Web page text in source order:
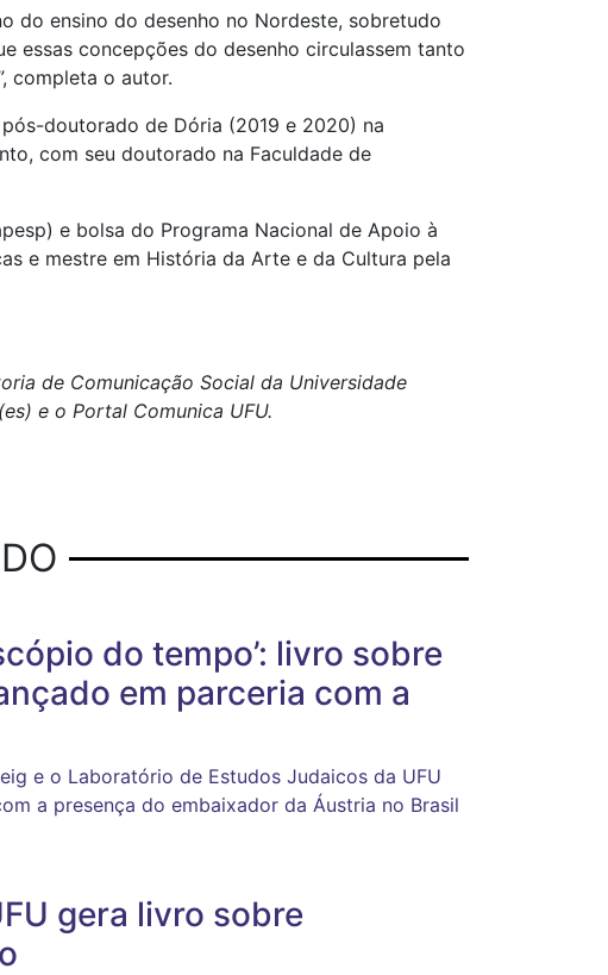
do ensino do desenho no Nordeste, sobretudo
essas concepções do desenho circulassem tanto
completa o autor.
doutorado de Dória (2019 e 2020) na
com seu doutorado na Faculdade de
e bolsa do Programa Nacional de Apoio à
e mestre em História da Arte e da Cultura pela
de Comunicação Social da Universidade
e o Portal Comunica UFU.
do tempo’: livro sobre
em parceria com a
e o Laboratório de Estudos Judaicos da UFU
a presença do embaixador da Áustria no Brasil
gera livro sobre